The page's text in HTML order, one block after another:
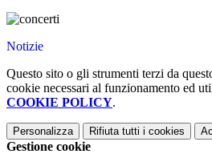
Notizie
Questo sito o gli strumenti terzi da
cookie necessari al funzionamento ed
COOKIE POLICY.
Personalizza Rifiuta tutti i cookies
Gestione cookie